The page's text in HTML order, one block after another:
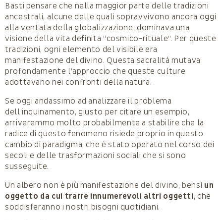
Basti pensare che nella maggior parte delle tradizioni
ancestrali, alcune delle quali sopravvivono ancora oggi
alla ventata della globalizzazione, dominava una
visione della vita definita “cosmico-rituale”. Per queste
tradizioni, ogni elemento del visibile era
manifestazione del divino. Questa sacralità mutava
profondamente l’approccio che queste culture
adottavano nei confronti della natura.
Se oggi andassimo ad analizzare il problema
dell’inquinamento, giusto per citare un esempio,
arriveremmo molto probabilmente a stabilire che la
radice di questo fenomeno risiede proprio in questo
cambio di paradigma, che è stato operato nel corso dei
secoli e delle trasformazioni sociali che si sono
susseguite.
Un albero non è più manifestazione del divino, bensì un
oggetto da cui trarre innumerevoli altri oggetti, che
soddisferanno i nostri bisogni quotidiani.